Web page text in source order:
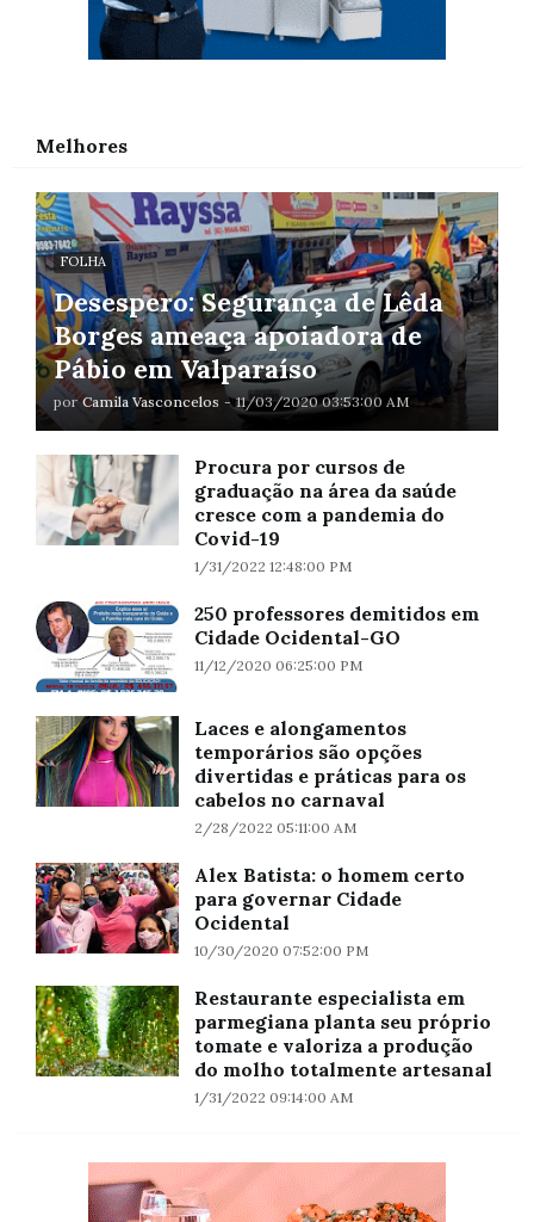
Melhores
FOLHA
Desespero: Segurança de Lêda
Borges ameaça apoiadora de
Pábio em Valparaíso
por Camila Vasconcelos - 11/03/2020 03:53:00 AM
Procura por cursos de
graduação na área da saúde
cresce com a pandemia do
Covid-19
1/31/2022 12:48:00 PM
250 professores demitidos em
Cidade Ocidental-GO
11/12/2020 06:25:00 PM
Laces e alongamentos
temporários são opções
divertidas e práticas para os
cabelos no carnaval
2/28/2022 05:11:00 AM
Alex Batista: o homem certo
para governar Cidade
Ocidental
10/30/2020 07:52:00 PM
Restaurante especialista em
parmegiana planta seu próprio
tomate e valoriza a produção
do molho totalmente artesanal
1/31/2022 09:14:00 AM